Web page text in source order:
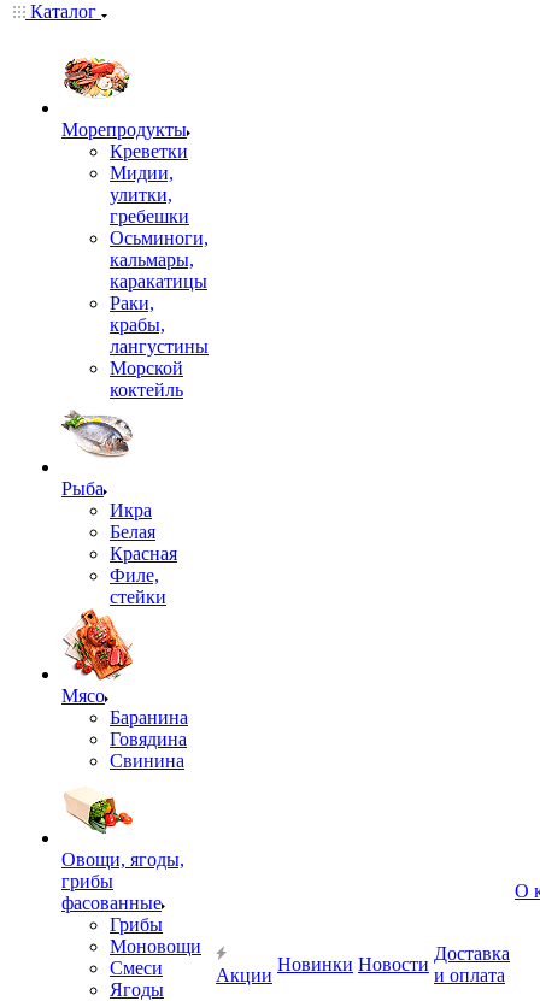
Каталог
Морепродукты
Креветки
Мидии,
улитки,
гребешки
Осьминоги,
кальмары,
каракатицы
Раки,
крабы,
лангустины
Морской
коктейль
Рыба
Икра
Белая
Красная
Филе,
стейки
Мясо
Баранина
Говядина
Свинина
Овощи, ягоды,
грибы
фасованные
Грибы
Моновощи
Смеси
Ягоды
Акции
Новинки Новости
Доставка
и оплата
О